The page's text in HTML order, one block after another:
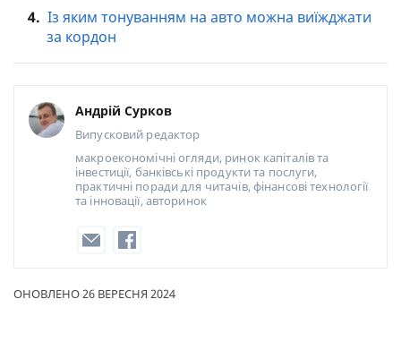
4. Із яким тонуванням на авто можна виїжджати
за кордон
Андрій Сурков
Випусковий редактор
макроекономічні огляди, ринок капіталів та
інвестиції, банківські продукти та послуги,
практичні поради для читачів, фінансові технології
та інновації, авторинок
ОНОВЛЕНО 26 ВЕРЕСНЯ 2024